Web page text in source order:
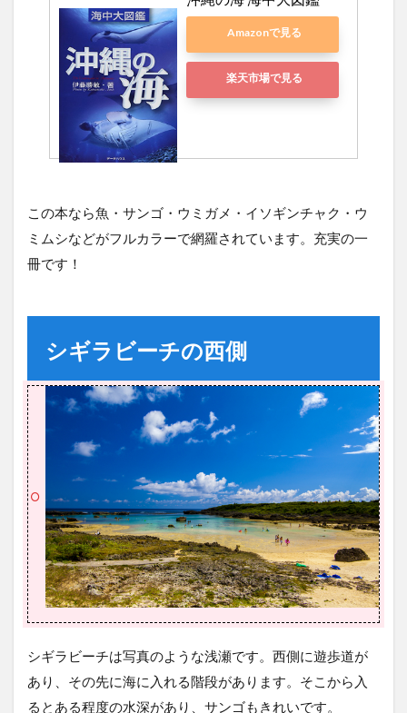
Amazonで見る
楽天市場で見る
この本なら魚・サンゴ・ウミガメ・イソギンチャク・ウ
ミムシなどがフルカラーで網羅されています。充実の一
冊です！
シギラビーチの西側
シギラビーチは写真のような浅瀬です。西側に遊歩道が
あり、その先に海に入れる階段があります。そこから入
るとある程度の水深があり、サンゴもきれいです。